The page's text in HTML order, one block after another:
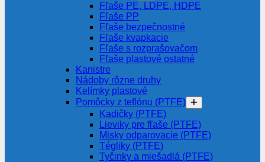
Fľaše PE, LDPE, HDPE
Fľaše PP
Fľaše bezpečnostné
Fľaše kvapkacie
Fľaše s rozprašovačom
Fľaše plastové ostatné
Kanistre
Nádoby rôzne druhy
Kelímky plastové
Pomôcky z teflónu (PTFE)
Kadičky (PTFE)
Lieviky pre fľaše (PTFE)
Misky odparovacie (PTFE)
Tégliky (PTFE)
Tyčinky a miešadlá (PTFE)